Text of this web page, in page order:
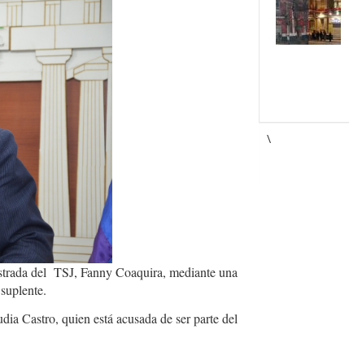
del TSJ, Fanny Coaquira, mediante una
Castro, quien está acusada de ser parte del
\